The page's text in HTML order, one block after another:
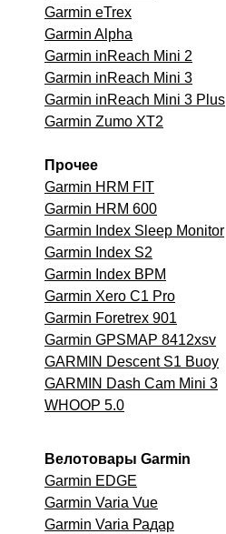
Garmin eTrex
Garmin Alpha
Garmin inReach Mini 2
Garmin inReach Mini 3
Garmin inReach Mini 3 Plus
Garmin Zumo XT2
Прочее
Garmin HRM FIT
Garmin HRM 600
Garmin Index Sleep Monitor
Garmin Index S2
Garmin Index BPM
Garmin Xero C1 Pro
Garmin Foretrex 901
Garmin GPSMAP 8412xsv
GARMIN Descent S1 Buoy
GARMIN Dash Cam Mini 3
WHOOP 5.0
Велотовары Garmin
Garmin EDGE
Garmin Varia Vue
Garmin Varia Радар